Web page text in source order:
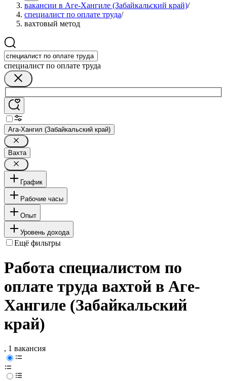
вакансии в Аге-Хангиле (Забайкальский край)/
специалист по оплате труда/
вахтовый метод
специалист по оплате труда
Ага-Хангил (Забайкальский край)
Вахта
График
Рабочие часы
Опыт
Уровень дохода
Ещё фильтры
Работа специалистом по
оплате труда вахтой в Аге-
Хангиле (Забайкальский
край)
, 1 вакансия